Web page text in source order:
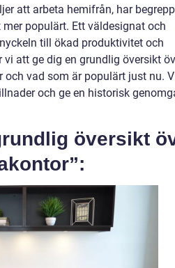
att arbeta hemifrån, har
populärt. Ett väldesignat och
till ökad produktivitet och
att ge dig en grundlig översikt
vad som är populärt just nu.
och ge en historisk
översikt